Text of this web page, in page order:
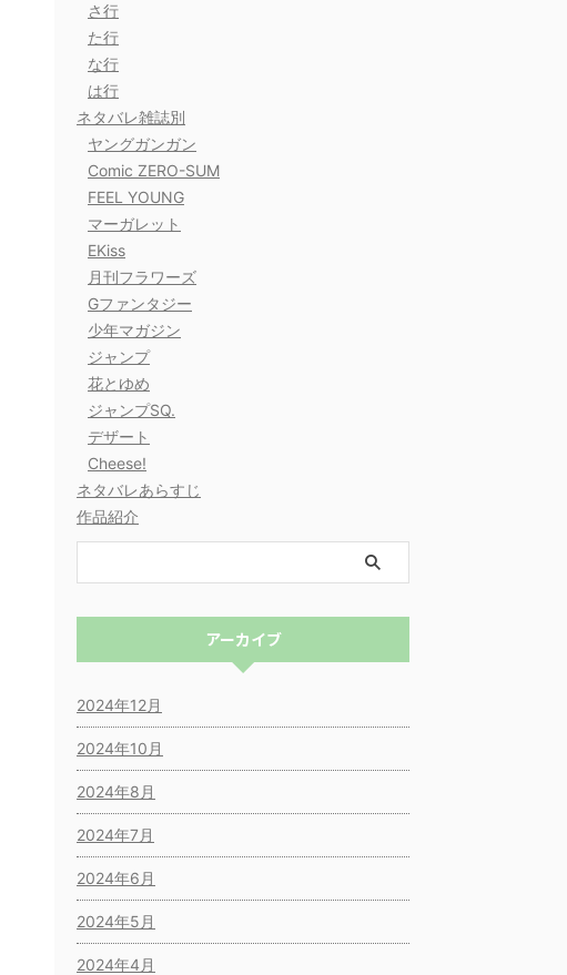
さ行
た行
な行
は行
ネタバレ雑誌別
ヤングガンガン
Comic ZERO-SUM
FEEL YOUNG
マーガレット
EKiss
月刊フラワーズ
Gファンタジー
少年マガジン
ジャンプ
花とゆめ
ジャンプSQ.
デザート
Cheese!
ネタバレあらすじ
作品紹介
アーカイブ
2024年12月
2024年10月
2024年8月
2024年7月
2024年6月
2024年5月
2024年4月